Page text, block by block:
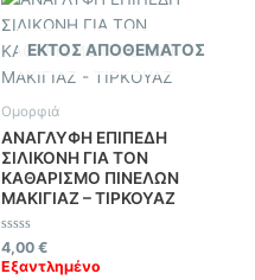
ΕΚΤΌΣ ΑΠΟΘΈΜΑΤΟΣ
Ομορφιά
ΑΝΑΓΛΥΦΗ ΕΠΙΠΕΔΗ
ΣΙΛΙΚΟΝΗ ΓΙΑ ΤΟΝ
ΚΑΘΑΡΙΣΜΟ ΠΙΝΕΛΩΝ
ΜΑΚΙΓΙΑΖ – ΤΙΡΚΟΥΑΖ
Βαθμολογήθηκε
με
0
4,00 €
Εξαντλημένο